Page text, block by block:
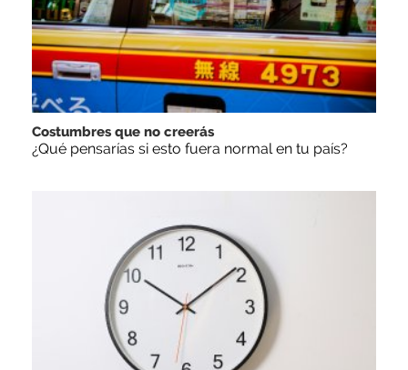
Costumbres que no creerás
¿Qué pensarías si esto fuera normal en tu país?